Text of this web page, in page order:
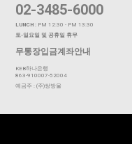
02-3485-6000
LUNCH : PM 12:30 - PM 13:30
토-일요일 및 공휴일 휴무
무통장입금계좌안내
KEB하나은행
863-910007-52004
예금주 : (주)쌍방울